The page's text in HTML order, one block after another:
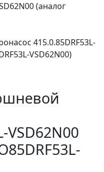
(аналог
VSD62N00